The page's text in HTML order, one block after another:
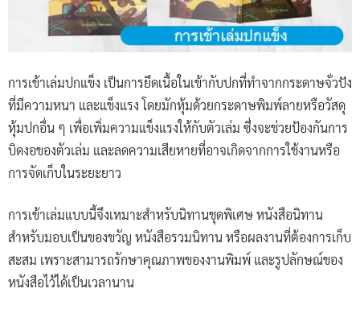
การเข้าเล่มปกแข็ง เป็นการยึดเนื้อในเข้ากับปกที่ทำจากกระดาษจั่วปัง
ที่มีความหนา และแข็งแรง โดยมักหุ้มด้วยกระดาษพิมพ์ลายหรือวัสดุ
หุ้มปกอื่น ๆ เพื่อเพิ่มความแข็งแรงให้กับตัวเล่ม ซึ่งจะช่วยป้องกันการ
บิดงอของตัวเล่ม และลดความเสียหายที่อาจเกิดจากการใช้งานหรือ
การจัดเก็บในระยะยาว
การเข้าเล่มแบบนี้จึงเหมาะสำหรับนิทานชุดพิเศษ หนังสือนิทาน
สำหรับมอบเป็นของขวัญ หนังสือรวมนิทาน หรือผลงานที่ต้องการเก็บ
สะสม เพราะสามารถรักษาคุณภาพของงานพิมพ์ และรูปลักษณ์ของ
หนังสือไว้ได้เป็นเวลานาน